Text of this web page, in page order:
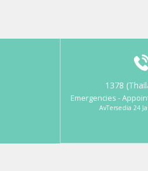
1378
Emergencies -
AvTersedia 24